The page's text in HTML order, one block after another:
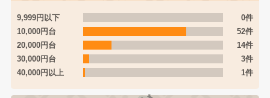
9,999円以下
0件
10,000円台
52件
20,000円台
14件
30,000円台
3件
40,000円以上
1件